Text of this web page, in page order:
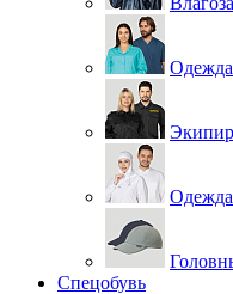
Спецобувь